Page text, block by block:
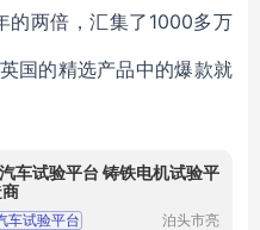
的两倍，汇集了1000多万
国的精选产品中的爆款就
车试验平台 铸铁电机试验平
车试验平台
泊头市亮